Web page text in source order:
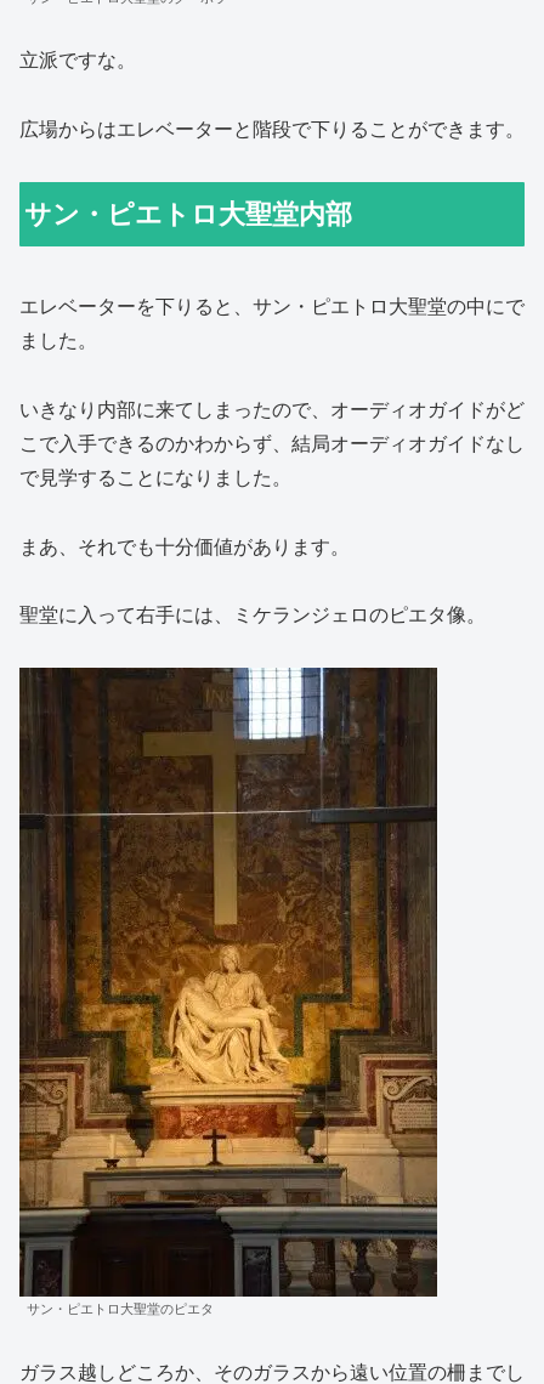
立派ですな。
広場からはエレベーターと階段で下りることができます。
サン・ピエトロ大聖堂内部
エレベーターを下りると、サン・ピエトロ大聖堂の中にで
ました。
いきなり内部に来てしまったので、オーディオガイドがど
こで入手できるのかわからず、結局オーディオガイドなし
で見学することになりました。
まあ、それでも十分価値があります。
聖堂に入って右手には、ミケランジェロのピエタ像。
サン・ピエトロ大聖堂のピエタ
ガラス越しどころか、そのガラスから遠い位置の柵までし